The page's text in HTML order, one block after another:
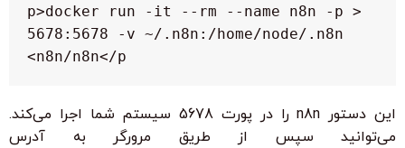
<p>docker run -it --rm --name n8n -p
5678:5678 -v ~/.n8n:/home/node/.n8n
n8n/n8n</p>
این دستور n8n را در پورت 5678 سیستم شما اجرا می‌کند.
می‌توانید سپس از طریق مرورگر به آدرس